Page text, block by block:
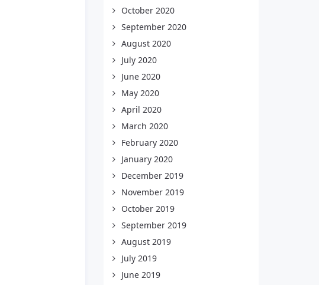
October 2020
September 2020
August 2020
July 2020
June 2020
May 2020
April 2020
March 2020
February 2020
January 2020
December 2019
November 2019
October 2019
September 2019
August 2019
July 2019
June 2019